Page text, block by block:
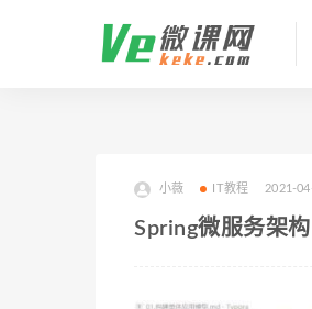
小薇 IT教程 2021-
Spring微服务架